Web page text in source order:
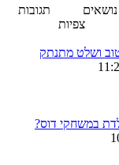
נושאים
תגובות
צפיות